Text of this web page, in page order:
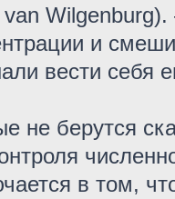
van
и
вести себя
не берутся
в том,